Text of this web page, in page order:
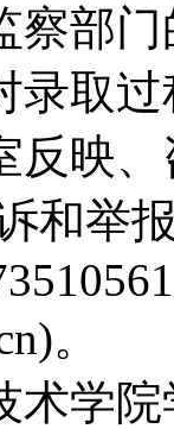
察部
录取
反映
和举
术学